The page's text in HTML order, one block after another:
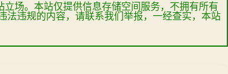
场。本站仅提供信息存储空间服务，不拥有所有
法违规的内容，请联系我们举报，一经查实，本站